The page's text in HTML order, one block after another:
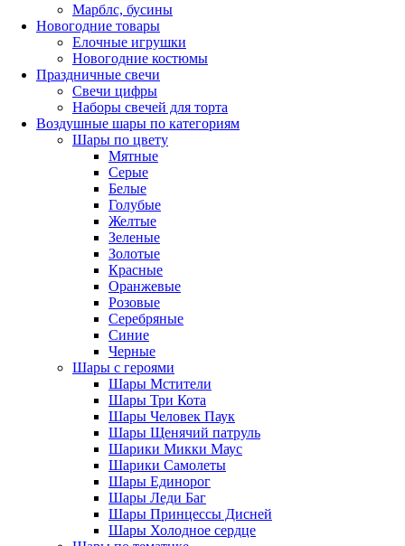
Марблс, бусины
Новогодние товары
Елочные игрушки
Новогодние костюмы
Праздничные свечи
Свечи цифры
Наборы свечей для торта
Воздушные шары по категориям
Шары по цвету
Мятные
Серые
Белые
Голубые
Желтые
Зеленые
Золотые
Красные
Оранжевые
Розовые
Серебряные
Синие
Черные
Шары с героями
Шары Мстители
Шары Три Кота
Шары Человек Паук
Шары Щенячий патруль
Шарики Микки Маус
Шарики Самолеты
Шары Единорог
Шары Леди Баг
Шары Принцессы Дисней
Шары Холодное сердце